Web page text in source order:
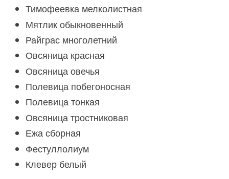
Тимофеевка мелколистная
Мятлик обыкновенный
Райграс многолетний
Овсяница красная
Овсяница овечья
Полевица побегоносная
Полевица тонкая
Овсяница тростниковая
Ежа сборная
Фестуллолиум
Клевер белый